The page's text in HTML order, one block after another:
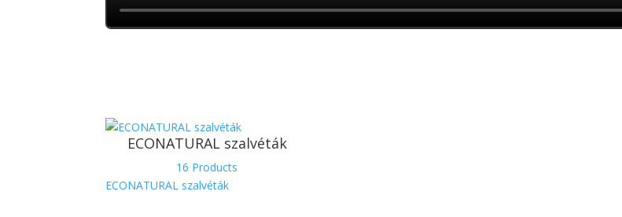
ECONATURAL szalvéták
16 Products
ECONATURAL szalvéták